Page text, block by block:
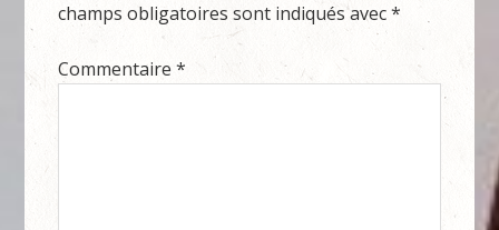
champs obligatoires sont indiqués avec*
Commentaire*